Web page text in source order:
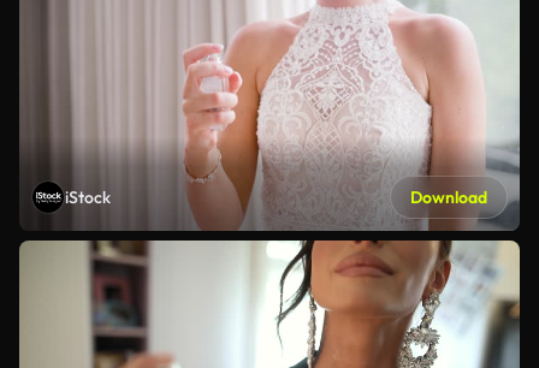
iStock Download